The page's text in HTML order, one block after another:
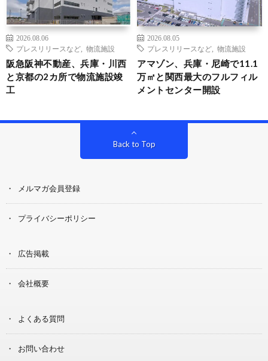
2026.08.06
プレスリリースなど
物流施設
阪急阪神不動産、兵庫・川西
と京都の2カ所で物流施設竣
工
2026.08.05
プレスリリースなど
物流施設
アマゾン、兵庫・尼崎で11.1
万㎡と関西最大のフルフィル
メントセンター開設
Back to Top
メルマガ会員登録
プライバシーポリシー
広告掲載
会社概要
よくある質問
お問い合わせ